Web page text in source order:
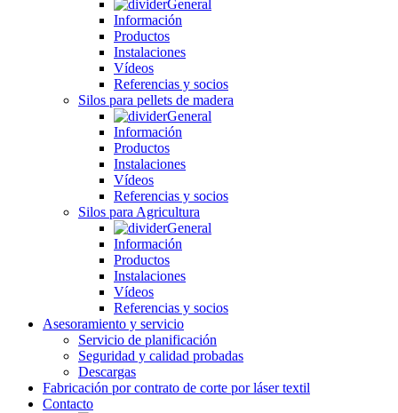
General
Información
Productos
Instalaciones
Vídeos
Referencias y socios
Silos para pellets de madera
General
Información
Productos
Instalaciones
Vídeos
Referencias y socios
Silos para Agricultura
General
Información
Productos
Instalaciones
Vídeos
Referencias y socios
Asesoramiento y servicio
Servicio de planificación
Seguridad y calidad probadas
Descargas
Fabricación por contrato de corte por láser textil
Contacto